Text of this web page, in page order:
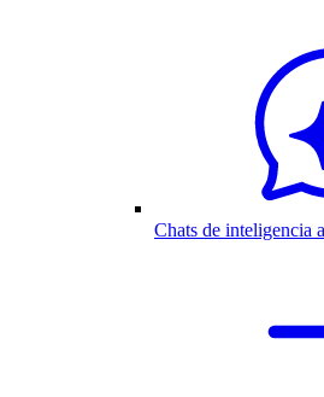
Chats de inteligencia